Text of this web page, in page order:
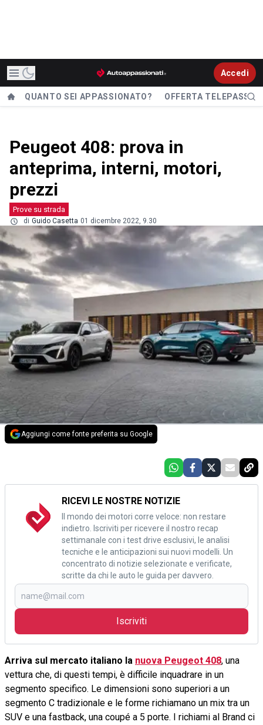
Accedi
QUANTO SEI APPASSIONATO? OFFERTA TELEPASS
Peugeot 408: prova in
anteprima, interni, motori,
prezzi
Prove su strada
di Guido Casetta 01 dicembre 2022, 9.30
Aggiungi come fonte preferita su Google
RICEVI LE NOSTRE NOTIZIE
Il mondo dei motori corre veloce: non restare
indietro. Iscriviti per ricevere il nostro recap
settimanale con i test drive esclusivi, le analisi
tecniche e le anticipazioni sui nuovi modelli. Un
concentrato di notizie selezionate e verificate,
scritte da chi le auto le guida per davvero.
Iscriviti
Arriva sul mercato italiano la nuova Peugeot 408, una
vettura che, di questi tempi, è difficile inquadrare in un
segmento specifico. Le dimensioni sono superiori a un
segmento C tradizionale e le forme richiamano un mix tra un
SUV e una fastback, una coupé a 5 porte. I richiami al Brand ci